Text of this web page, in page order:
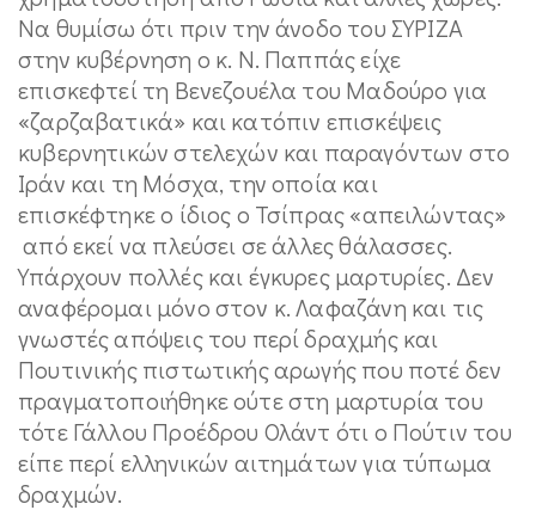
Να θυμίσω ότι πριν την άνοδο του ΣΥΡΙΖΑ
στην κυβέρνηση ο κ. Ν. Παππάς είχε
επισκεφτεί τη Βενεζουέλα του Μαδούρο για
«ζαρζαβατικά» και κατόπιν επισκέψεις
κυβερνητικών στελεχών και παραγόντων στο
Ιράν και τη Μόσχα, την οποία και
επισκέφτηκε ο ίδιος ο Τσίπρας «απειλώντας»
από εκεί να πλεύσει σε άλλες θάλασσες.
Υπάρχουν πολλές και έγκυρες μαρτυρίες. Δεν
αναφέρομαι μόνο στον κ. Λαφαζάνη και τις
γνωστές απόψεις του περί δραχμής και
Πουτινικής πιστωτικής αρωγής που ποτέ δεν
πραγματοποιήθηκε ούτε στη μαρτυρία του
τότε Γάλλου Προέδρου Ολάντ ότι ο Πούτιν του
είπε περί ελληνικών αιτημάτων για τύπωμα
δραχμών.